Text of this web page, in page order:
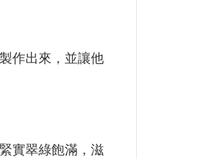
作出來，並讓他
實翠綠飽滿，滋